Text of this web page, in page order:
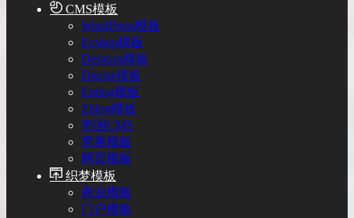
CMS模板
WordPress模板
Ecshop模板
Destoon模板
Discuz模板
Emlog模板
Zblog模板
帝国CMS
苹果模板
网页模板
织梦模板
商业模板
门户模板